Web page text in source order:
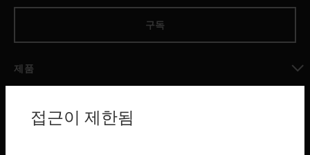
구독
제품
접근이 제한됨